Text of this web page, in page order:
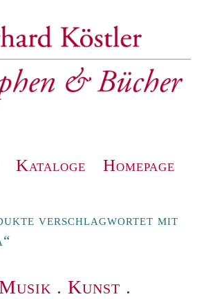
Kataloge Homepage
verschlagwortet mit
. Kunst .